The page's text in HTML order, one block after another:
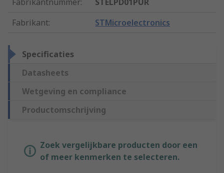
Fabrikantnummer:
STELPD01PUR
Fabrikant: STMicroelectronics
Specificaties
Datasheets
Wetgeving en compliance
Productomschrijving
Zoek vergelijkbare producten door een
of meer kenmerken te selecteren.